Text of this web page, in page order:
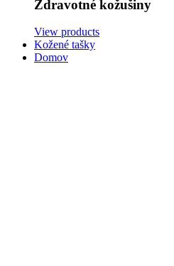
Zdravotné kožušiny
View products
Kožené tašky
Domov